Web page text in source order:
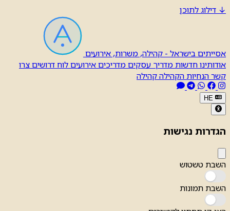
↓ דילוג לתוכן
אסייתים בישראל - קהילה, משרות, אירועים
אודותינוחדשות מדריך עסקיםמדריכיםאירועיםלוח דרושיםצרו
קשרהנחיות הקהילהקהילה
HE
הגדרות נגישות
השבת טשטוש
השבת תמונות